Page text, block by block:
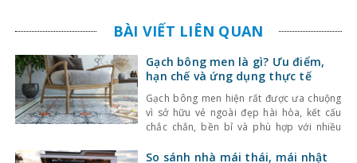
BÀI VIẾT LIÊN QUAN
Gạch bông men là gì? Ưu điểm,
hạn chế và ứng dụng thực tế
Gạch bông men hiện rất được ưa chuộng
vì sở hữu vẻ ngoài đẹp hài hòa, kết cấu
chắc chắn, bền bỉ và phù hợp với nhiều
viết dưới đây sẽ giúp bạn hiểu rõ hơn
So sánh nhà mái thái, mái nhật